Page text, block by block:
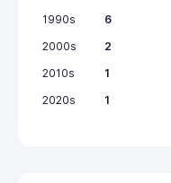
1990s
6
2000s
2
2010s
1
2020s
1